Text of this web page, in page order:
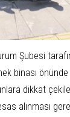
Şubesi
binası
dikkat
alınması